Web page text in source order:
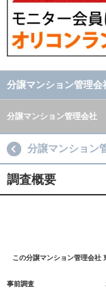
分譲マンション管理会
分譲マンション管理会社
分譲マンション
調査概要
この分譲マンション管理会社
事前調査